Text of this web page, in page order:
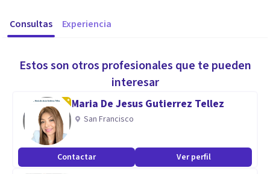
Consultas Experiencia
Estos son otros profesionales que te pueden
interesar
Maria De Jesus Gutierrez Tellez
San Francisco
Contactar Ver perfil